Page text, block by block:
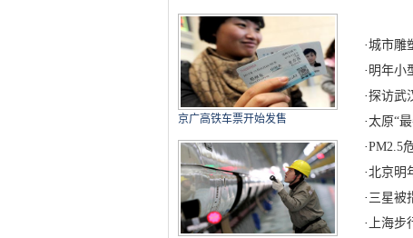
京广高铁车票开始发售
·城市雕
· 明年小
·探访武
·太原“
·PM2.5
·北京明
· 三星被
· 上海